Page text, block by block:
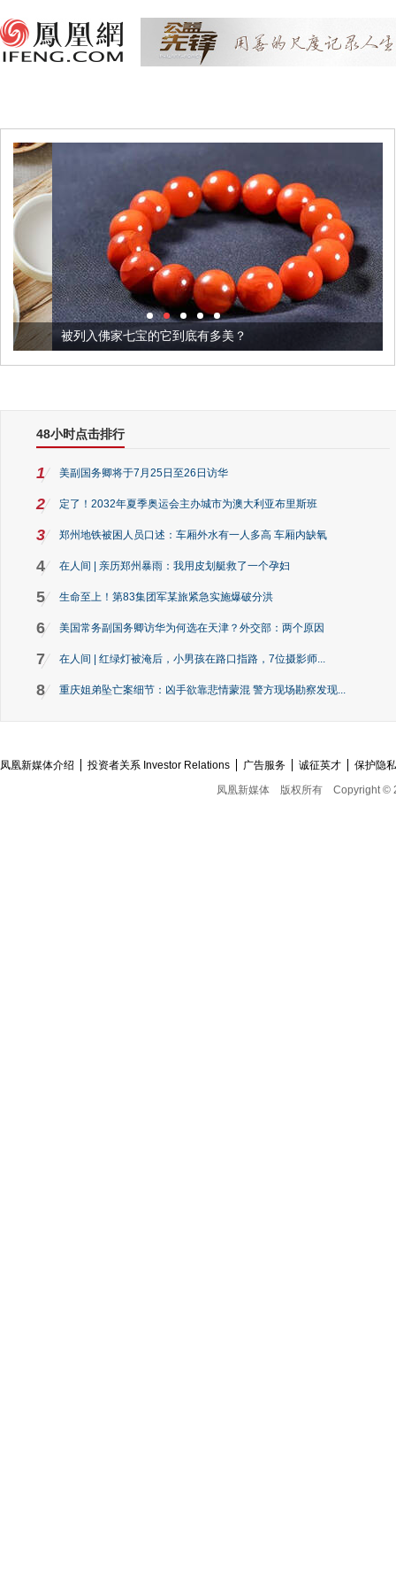
被列入佛家七宝的它到底有多美？
48小时点击排行
1 美副国务卿将于7月25日至26日访华
2 定了！2032年夏季奥运会主办城市为澳大利亚布里斯班
3 郑州地铁被困人员口述：车厢外水有一人多高 车厢内缺氧
4 在人间 | 亲历郑州暴雨：我用皮划艇救了一个孕妇
5 生命至上！第83集团军某旅紧急实施爆破分洪
6 美国常务副国务卿访华为何选在天津？外交部：两个原因
7 在人间 | 红绿灯被淹后，小男孩在路口指路，7位摄影师...
8 重庆姐弟坠亡案细节：凶手欲靠悲情蒙混 警方现场勘察发现...
凤凰新媒体介绍 投资者关系 Investor Relations 广告服务 诚征英才
保护隐
凤凰新媒体
版权所有 Copyright ©